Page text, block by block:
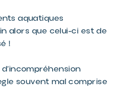
aquatiques
alors que celui-ci est de
!
souvent mal comprise